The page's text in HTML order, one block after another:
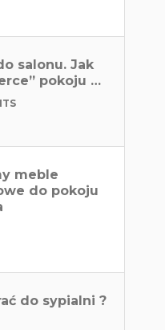
salonu. Jak
pokoju …
meble
do pokoju
do sypialni ?